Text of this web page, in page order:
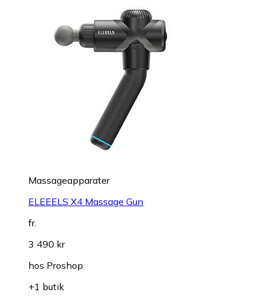
Massageapparater
ELEEELS X4 Massage Gun
fr.
3 490 kr
hos Proshop
+1 butik